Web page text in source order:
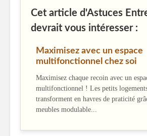
Cet article d'Astuces
devrait vous intéresser :
Maximisez avec un espace
multifonctionnel chez soi
Maximisez chaque recoin avec un
multifonctionnel ! Les petits
transforment en havres de praticité
meubles modulable...